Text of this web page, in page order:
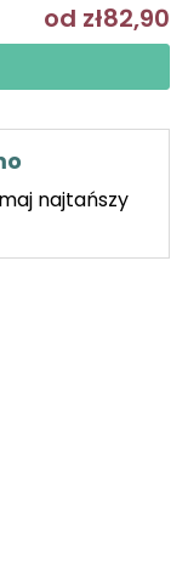
od zł82,90
najtańszy